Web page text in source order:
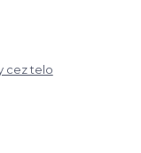
cez telo